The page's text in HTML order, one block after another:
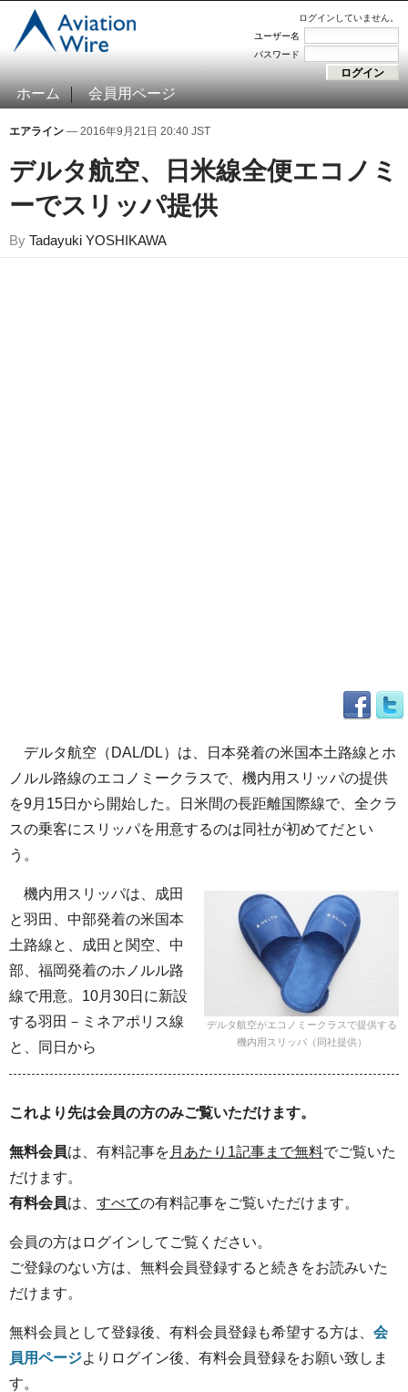
ログインしていません。
ユーザー名
パスワード
ホーム 会員用ページ
エアライン — 2016年9月21日 20:40 JST
デルタ航空、日米線全便エコノミ
ーでスリッパ提供
By Tadayuki YOSHIKAWA
デルタ航空（DAL/DL）は、日本発着の米国本土路線とホ
ノルル路線のエコノミークラスで、機内用スリッパの提供
を9月15日から開始した。日米間の長距離国際線で、全クラ
スの乗客にスリッパを用意するのは同社が初めてだとい
う。
デルタ航空がエコノミークラスで提供する
機内用スリッパ（同社提供）
機内用スリッパは、成田
と羽田、中部発着の米国本
土路線と、成田と関空、中
部、福岡発着のホノルル路
線で用意。10月30日に新設
する羽田－ミネアポリス線
と、同日から
これより先は会員の方のみご覧いただけます。
無料会員は、有料記事を 月あたり1記事まで無料でご覧いた
だけます。
有料会員は、 すべての有料記事をご覧いただけます。
会員の方はログインしてご覧ください。
ご登録のない方は、無料会員登録すると続きをお読みいた
だけます。
無料会員として登録後、有料会員登録も希望する方は、 会
員用ページよりログイン後、有料会員登録をお願い致しま
す。